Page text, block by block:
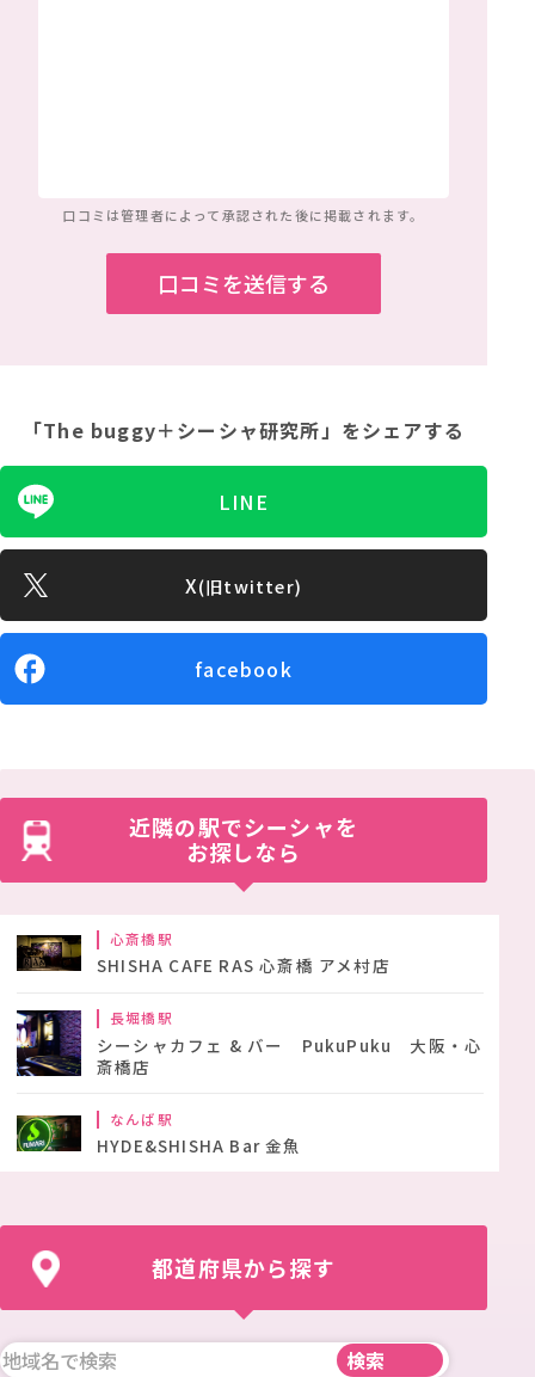
口コミは管理者によって承認された後に掲載されます。
「The buggy＋シーシャ研究所」 をシェアする
LINE
X(旧twitter)
facebook
近隣の駅でシーシャを
お探しなら
心斎橋駅
SHISHA CAFE RAS 心斎橋 アメ村店
長堀橋駅
シーシャカフェ & バー PukuPuku 大阪・心
斎橋店
なんば駅
HYDE&SHISHA Bar 金魚
都道府県から探す